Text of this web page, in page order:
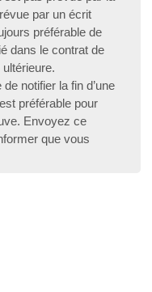
par un écrit
préférable de
dans le contrat de
notifier la fin d’une
préférable pour
Envoyez ce
que vous